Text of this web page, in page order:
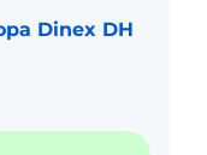
Dinex DH